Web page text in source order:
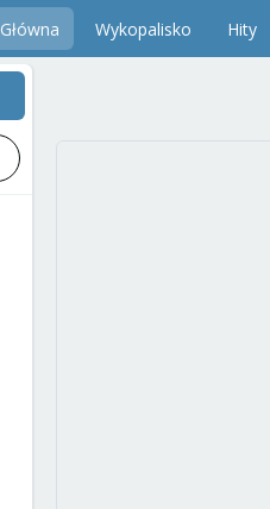
Główna Wykopalisko Hity